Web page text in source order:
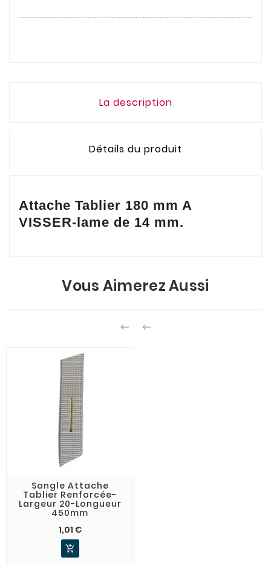
La description
Détails du produit
Attache Tablier 180 mm A
VISSER-lame de 14 mm.
Vous Aimerez Aussi
 
Sangle Attache
Tablier Renforcée-
Largeur 20-Longueur
450mm
1,01 €
